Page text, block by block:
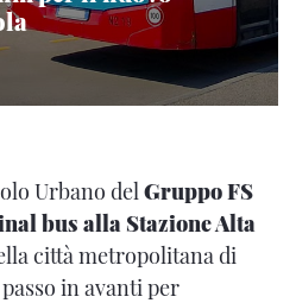
Urbano delGruppo FS
bus alla Stazione Alta
città metropolitana di
in avanti per